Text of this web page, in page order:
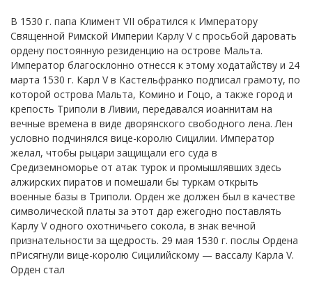
В 1530 г. папа Климент VII обратился к Императору
Священной Римской Империи Карлу V с просьбой даровать
ордену постоянную резиденцию на острове Мальта.
Император благосклонно отнесся к этому ходатайству и 24
марта 1530 г. Карл V в Кастельфранко подписал грамоту, по
которой острова Мальта, Комино и Гоцо, а также город и
крепость Триполи в Ливии, передавался иоаннитам на
вечные времена в виде дворянского свободного лена. Лен
условно подчинялся вице-королю Сицилии. Император
желал, чтобы рыцари защищали его суда в
Средиземноморье от атак турок и промышлявших здесь
алжирских пиратов и помешали бы туркам открыть
военные базы в Триполи. Орден же должен был в качестве
символической платы за этот дар ежегодно поставлять
Карлу V одного охотничьего сокола, в знак вечной
признательности за щедрость. 29 мая 1530 г. послы Ордена
пРисягнули вице-королю Сицилийскому — вассалу Карла V.
Орден стал